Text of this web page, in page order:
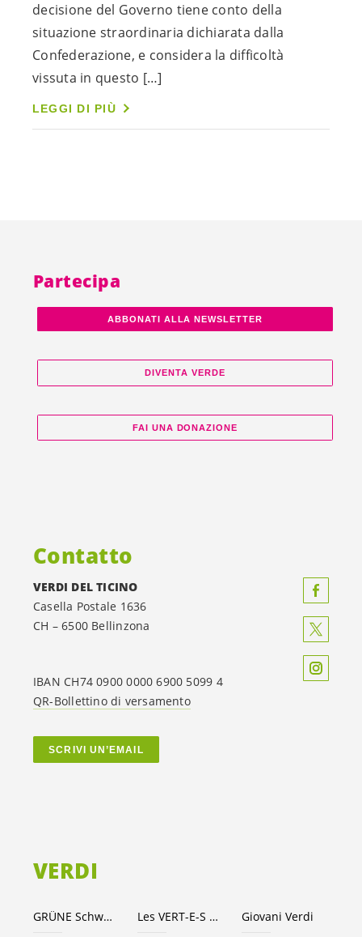
decisione del Governo tiene conto della
situazione straordinaria dichiarata dalla
Confederazione, e considera la difficoltà
vissuta in questo […]
LEGGI DI PIÙ
VERDI
GRÜNE Schweiz Les VERT-E-S suisses Giovani Verdi
Partecipa
ABBONATI ALLA NEWSLETTER
DIVENTA VERDE
FAI UNA DONAZIONE
Contatto
VERDI DEL TICINO
Casella Postale 1636
CH – 6500 Bellinzona
IBAN CH74 0900 0000 6900 5099 4
QR-Bollettino di versamento
SCRIVI UN’EMAIL